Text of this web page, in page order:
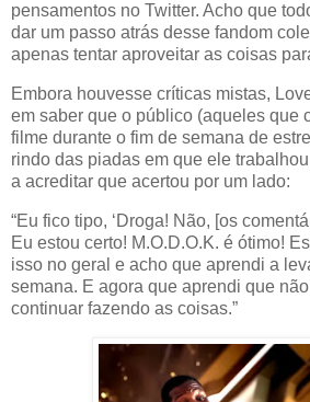
pensamentos no Twitter. Acho que
dar um passo atrás desse fandom
apenas tentar aproveitar as coisas
Embora houvesse críticas mistas,
em saber que o público (aqueles que
filme durante o fim de semana de
rindo das piadas em que ele
a acreditar que acertou por um lado:
“Eu fico tipo, ‘Droga! Não, [os
Eu estou certo! M.O.D.O.K. é ótimo!
isso no geral e acho que aprendi a
semana. E agora que aprendi que
continuar fazendo as coisas.”